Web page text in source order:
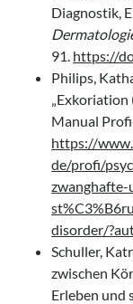
Diagnostik,
91. https://
Philips,
„Exkoriation
Manual
https://
de/profi/
disorder/
Schuller,
zwischen
Erleben und